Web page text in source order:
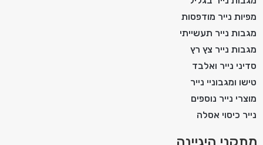
מפיות נייר מודפסות
מגבות נייר תעשייתי
מגבות נייר צץ רץ
סדיני נייר ואלבד
טישו ומגבוניי נייר
מוצרי נייר נוספים
נייר כיסוי אסלה